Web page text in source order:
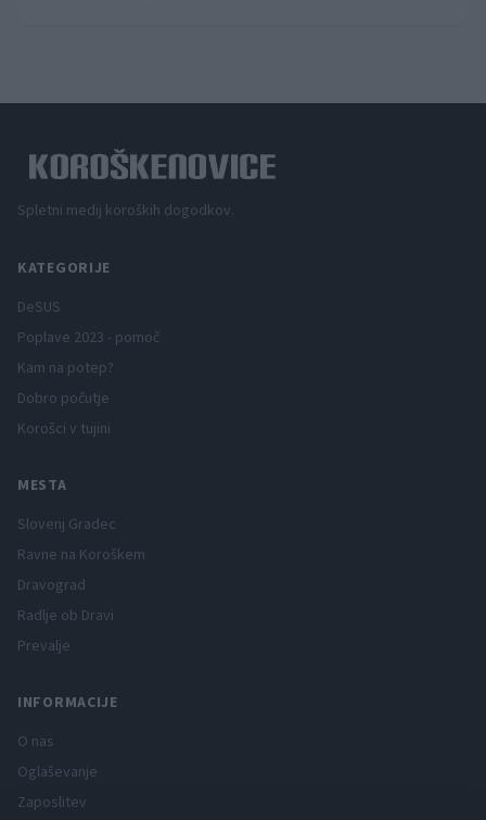
Spletni medij koroških dogodkov.
KATEGORIJE
DeSUS
Poplave 2023 - pomoč
Kam na potep?
Dobro počutje
Korošci v tujini
MESTA
Slovenj Gradec
Ravne na Koroškem
Dravograd
Radlje ob Dravi
Prevalje
INFORMACIJE
O nas
Oglaševanje
Zaposlitev